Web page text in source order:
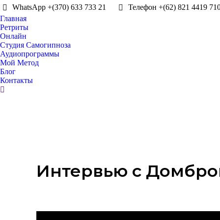
WhatsApp +(370) 633 733 21
Телефон +(62) 821 4419
Главная
Ретриты
Онлайн
Студия Самогипноза
Аудиопрограммы
Мой Метод
Блог
Контакты
Интервью с